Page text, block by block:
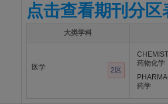
点击查看期刊分区
大类学科
医学 2区
药物化学
药学